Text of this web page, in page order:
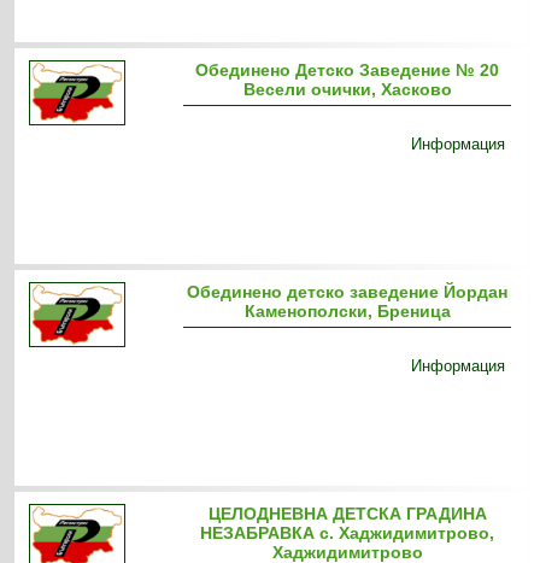
Обединено Детско Заведение № 20
Весели очички, Хасково
Информация
Обединено детско заведение Йордан
Каменополски, Бреница
Информация
ЦЕЛОДНЕВНА ДЕТСКА ГРАДИНА
НЕЗАБРАВКА с. Хаджидимитрово,
Хаджидимитрово